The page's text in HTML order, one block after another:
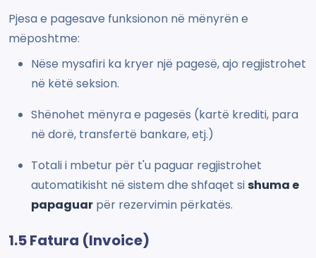
Pjesa e pagesave funksionon në mënyrën e
mëposhtme:
Nëse mysafiri ka kryer një pagesë, ajo regjistrohet
në këtë seksion.
Shënohet mënyra e pagesës (kartë krediti, para
në dorë, transfertë bankare, etj.)
Totali i mbetur për t'u paguar regjistrohet
automatikisht në sistem dhe shfaqet sishuma e
papaguar për rezervimin përkatës.
1.5 Fatura (Invoice)